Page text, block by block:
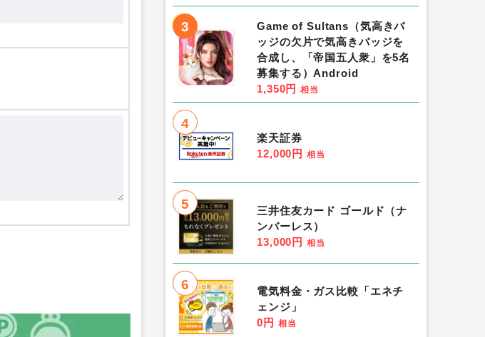
3
Game of Sultans（気高きバ
ッジの欠片で気高きバッジを
合成し、「帝国五人衆」を5名
募集する）Android
1,350円 相当
4
楽天証券
12,000円 相当
5
三井住友カード ゴールド（ナ
ンバーレス）
13,000円 相当
6
電気料金・ガス比較「エネチ
ェンジ」
0円 相当